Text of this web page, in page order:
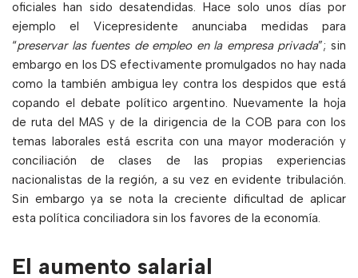
oficiales han sido desatendidas. Hace solo unos días por
ejemplo el Vicepresidente anunciaba medidas para
“preservar las fuentes de empleo en la empresa privada”; sin
embargo en los DS efectivamente promulgados no hay nada
como la también ambigua ley contra los despidos que está
copando el debate político argentino. Nuevamente la hoja
de ruta del MAS y de la dirigencia de la COB para con los
temas laborales está escrita con una mayor moderación y
conciliación de clases de las propias experiencias
nacionalistas de la región, a su vez en evidente tribulación.
Sin embargo ya se nota la creciente dificultad de aplicar
esta política conciliadora sin los favores de la economía.
El aumento salarial